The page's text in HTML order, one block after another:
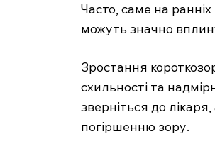
Часто, саме на
можуть значно
Зростання
схильності та
зверніться до
погіршенню зору.